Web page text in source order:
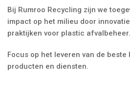
Bij Rumroo Recycling zijn we
impact op het milieu door
praktijken voor plastic afvalbeheer.
Focus op het leveren van de
producten en diensten.